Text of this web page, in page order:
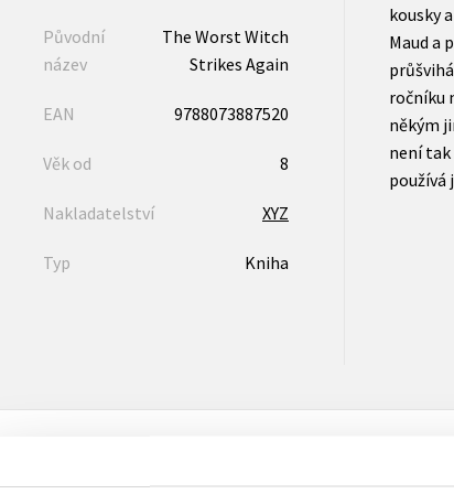
Původní
název
The Worst Witch
Strikes Again
EAN 9788073887520
Věk od 8
Nakladatelství XYZ
Typ Kniha
kousky
Maud a
ročníku
někým
není tak
používá